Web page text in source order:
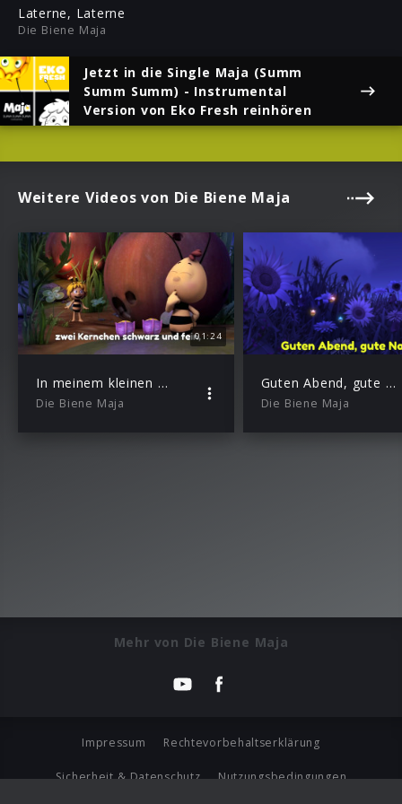
Laterne, Laterne
Die Biene Maja
Jetzt in die Single Maja (Summ
Summ Summ) - Instrumental
Version von Eko Fresh reinhören
Weitere Videos von Die Biene Maja
01:24
In meinem kleinen Apfel
Die Biene Maja
Guten Abend, gute Nacht
Die Biene Maja
Mehr von Die Biene Maja
Impressum Rechtevorbehaltserklärung
Sicherheit & Datenschutz Nutzungsbedingungen